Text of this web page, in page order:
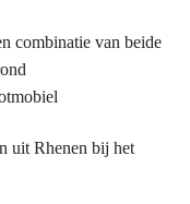
combinatie van beide
uit Rhenen bij het